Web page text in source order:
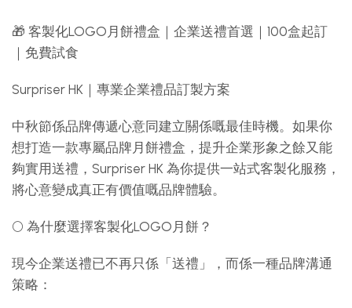
🎁 客製化LOGO月餅禮盒｜企業送禮首選｜100盒起訂
｜免費試食
Surpriser HK｜專業企業禮品訂製方案
中秋節係品牌傳遞心意同建立關係嘅最佳時機。如果你
想打造一款專屬品牌月餅禮盒，提升企業形象之餘又能
夠實用送禮，Surpriser HK 為你提供一站式客製化服務，
將心意變成真正有價值嘅品牌體驗。
🌕 為什麼選擇客製化LOGO月餅？
現今企業送禮已不再只係「送禮」，而係一種品牌溝通
策略：